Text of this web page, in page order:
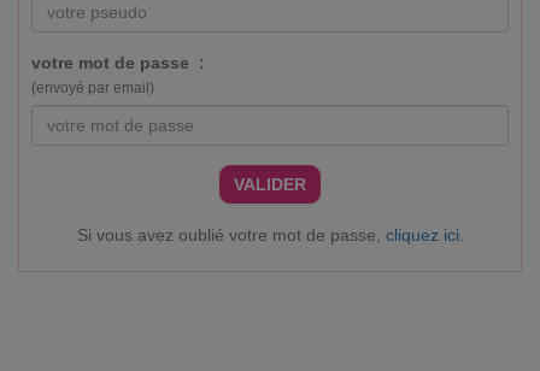
votre mot de passe :
(envoyé par email)
VALIDER
Si vous avez oublié votre mot de passe, cliquez ici